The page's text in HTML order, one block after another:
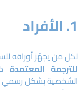
1. الأفراد
لكل من يجهّز أوراقه
للترجمة المعتمدة
الشخصية بشكل رسمي